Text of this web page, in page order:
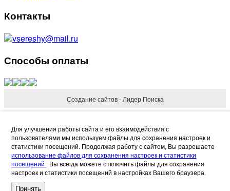
Контакты
vsereshy@mail.ru
Способы оплаты
Создание сайтов - Лидер Поиска
Refund Reason
Request Refund
Для улучшения работы сайта и его взаимодействия с
пользователями мы используем файлы для сохранения настроек и
статистики посещений. Продолжая работу с сайтом, Вы разрешаете
использование файлов для сохранения настроек и статистики
посещений . Вы всегда можете отключить файлы для сохранения
настроек и статистики посещений в настройках Вашего браузера.
Принять